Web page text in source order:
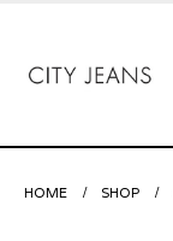
HOME SHOP